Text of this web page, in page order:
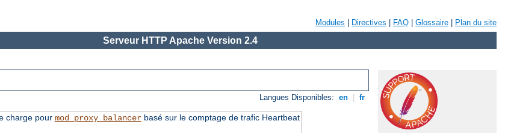
Modules Directives FAQ Glossaire Plan du site
Serveur HTTP Apache Version 2.4
Langues Disponibles: en fr
charge pour mod_proxy_balancerbasé sur le comptage de trafic Heartbeat